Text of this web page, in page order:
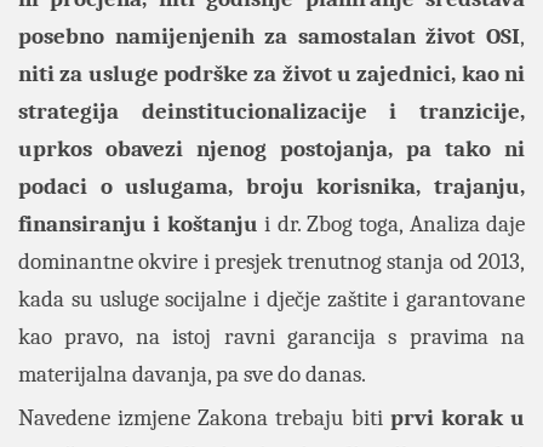
posebno namijenjenih za samostalan život OSI,
niti za usluge podrške za život u zajednici, kao ni
strategija deinstitucionalizacije i tranzicije,
uprkos obavezi njenog postojanja, pa tako ni
podaci o uslugama, broju korisnika, trajanju,
finansiranju i koštanju i dr. Zbog toga, Analiza daje
dominantne okvire i presjek trenutnog stanja od 2013,
kada su usluge socijalne i dječje zaštite i garantovane
kao pravo, na istoj ravni garancija s pravima na
materijalna davanja, pa sve do danas.
Navedene izmjene Zakona trebaju biti prvi korak u